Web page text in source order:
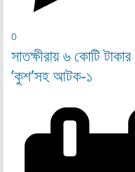
0
সাতক্ষীরায় ৬ কোটি
’কুশ’সহ আটক-১